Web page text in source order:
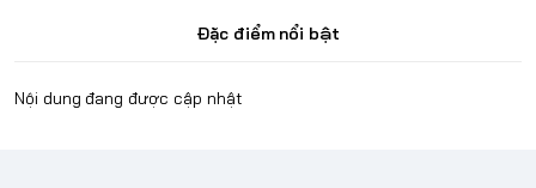
Đặc điểm nổi bật
Nội dung đang được cập nhật